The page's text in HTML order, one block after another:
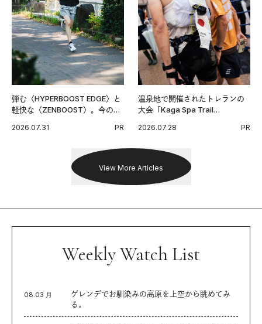
弾む〈HYPERBOOST EDGE〉と
軽快な〈ZENBOOST〉。今の時
出した新機軸。
2026.07.31 PR
温泉地で開催されたトレランの
大会「Kaga Spa Trail
戦を夢見るランナーたちの奮闘
2026.07.28 PR
View More Articles
Weekly Watch List
08.03 月
ゲレンデでお馴染みの高原を上空から眺めてみ
る。